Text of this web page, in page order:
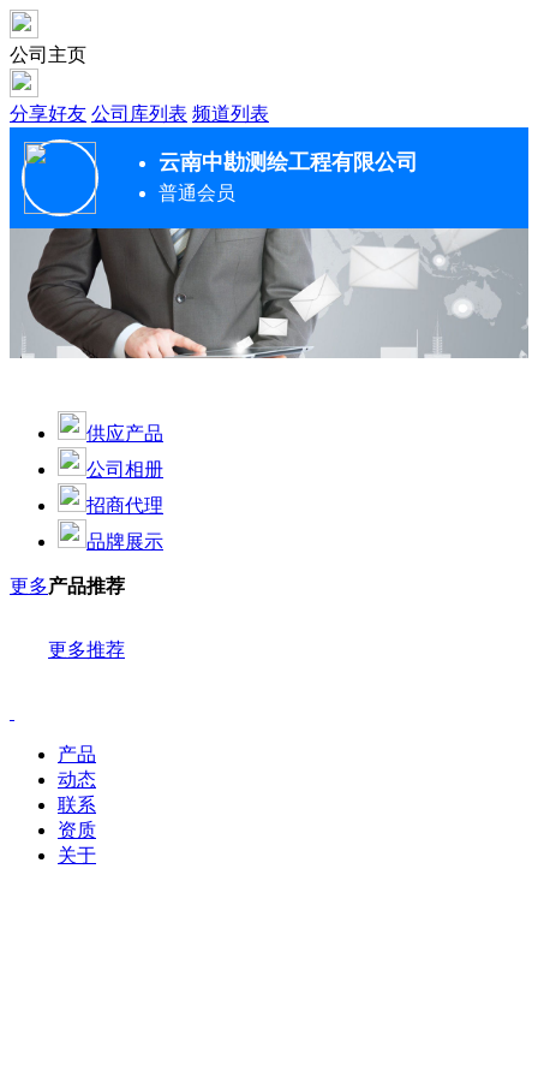
公司主页
分享好友 公司库列表 频道列表
云南中勘测绘工程有限公司
普通会员
供应产品
公司相册
招商代理
品牌展示
更多产品推荐
更多推荐
产品
动态
联系
资质
关于